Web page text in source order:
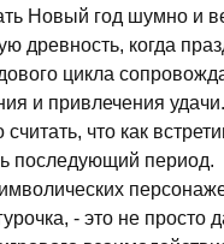
Новый год шумно и
древность, когда
цикла
и привлечения
что как
последующий период.
- это не просто